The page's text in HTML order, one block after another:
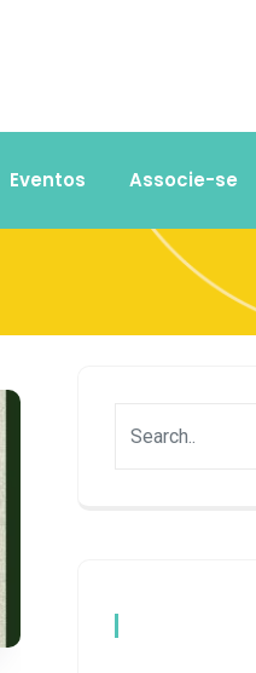
Eventos Associe-se